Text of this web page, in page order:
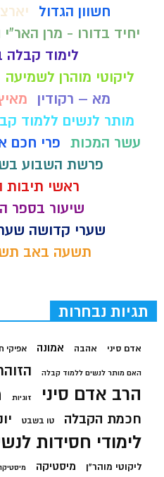
חשוון הגדול
יחיד בדורו - מרן
לימוד קבלה
ליקוטי מוהרן לשמיעה
מא – רקודין
מותר לנשים ללמוד
עשר המכות פרי חכם
פרשת השבוע
ראשי תיבות
שיעור בספר
שערי קדושה
תשעה באב
תגיות נבחרות
אדם סיני אהבה אמונה אפיקי
האם מותר לנשים ללמוד קבלה
הרב אדם סיני זוגיות
חכמת הקבלה טו בשבט
לימודי חסידות
ליקוטי מוהר"ן מיסטיקה